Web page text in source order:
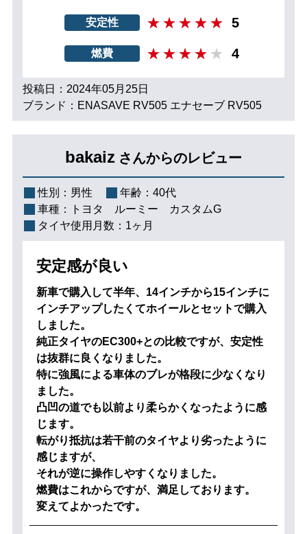
安定性 5
燃費 4
投稿日：2024年05月25日
ブランド：ENASAVE RV505 エナセーブ RV505
bakaiz さんからのレビュー
性別： 男性 年齢： 40代
車種：
トヨタ ルーミー カスタムG
タイヤ使用月数： 1ヶ月
安定感が良い
新車で購入して半年、14インチから15インチに
インチアップしたくてホイールとセットで購入
しました。
純正タイヤのEC300+との比較ですが、安定性
は抜群に良くなりました。
特に強風による車体のブレが格段に少なくなり
ました。
凸凹の道でも以前より柔らかくなったように感
じます。
転がり抵抗は若干前のタイヤより劣ったように
感じますが、
それが逆に操作しやすくなりました。
燃費はこれからですが、満足しております。
変えてよかったです。